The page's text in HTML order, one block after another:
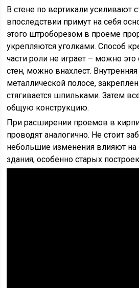
В стене по вертикали усиливают
впоследствии примут на себя
этого штроборезом в проеме
укрепляются уголками. Способ
части роли не играет – можно
стен, можно внахлест.
металлической полосе,
стягивается шпильками. Затем
общую конструкцию.
При расширении проемов в
проводят аналогично. Не стоит
небольшие изменения влияют на
здания, особенно старых